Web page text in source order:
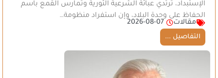
الإستبداد، ترتدي عبائة الشرعية الثورية وتمارس القمع باسم
الحفاظ على وحدة البلاد، وإن استفراد منظومة…
مقالات
2026-08-07
التفاصيل ...